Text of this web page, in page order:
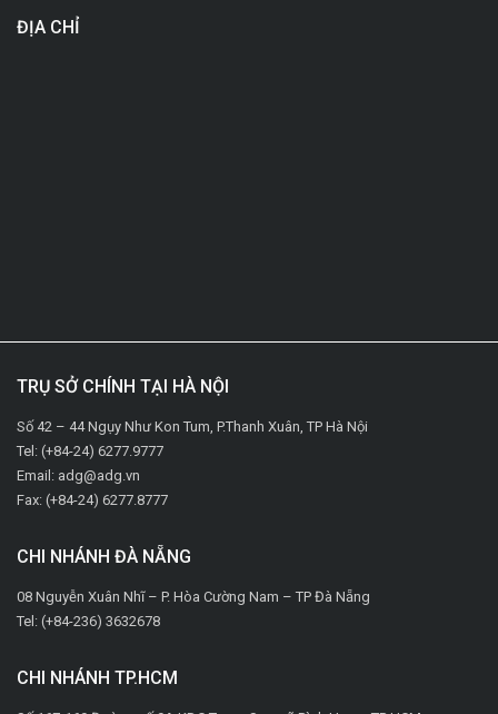
ĐỊA CHỈ
TRỤ SỞ CHÍNH TẠI HÀ NỘI
Số 42 – 44 Ngụy Như Kon Tum, P.Thanh Xuân, TP Hà Nội
Tel: (+84-24) 6277.9777
Email: adg@adg.vn
Fax: (+84-24) 6277.8777
CHI NHÁNH ĐÀ NẴNG
08 Nguyễn Xuân Nhĩ – P. Hòa Cường Nam – TP Đà Nẵng
Tel: (+84-236) 3632678
CHI NHÁNH TP.HCM